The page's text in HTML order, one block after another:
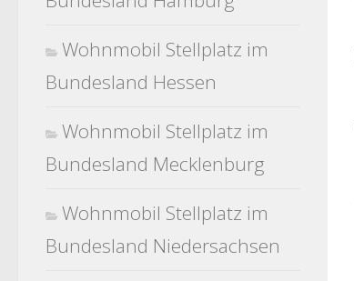
Wohnmobil Stellplatz im
Bundesland Hessen
Wohnmobil Stellplatz im
Bundesland Mecklenburg
Wohnmobil Stellplatz im
Bundesland Niedersachsen